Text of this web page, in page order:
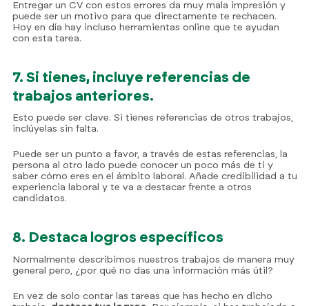
Entregar un CV con estos errores da muy mala impresión y
puede ser un motivo para que directamente te rechacen.
Hoy en día hay incluso herramientas online que te ayudan
con esta tarea.
7. Si tienes, incluye referencias de
trabajos anteriores.
Esto puede ser clave. Si tienes referencias de otros trabajos,
inclúyelas sin falta.
Puede ser un punto a favor, a través de estas referencias, la
persona al otro lado puede conocer un poco más de ti y
saber cómo eres en el ámbito laboral. Añade credibilidad a tu
experiencia laboral y te va a destacar frente a otros
candidatos.
8. Destaca logros específicos
Normalmente describimos nuestros trabajos de manera muy
general pero, ¿por qué no das una información más útil?
En vez de solo contar las tareas que has hecho en dicho